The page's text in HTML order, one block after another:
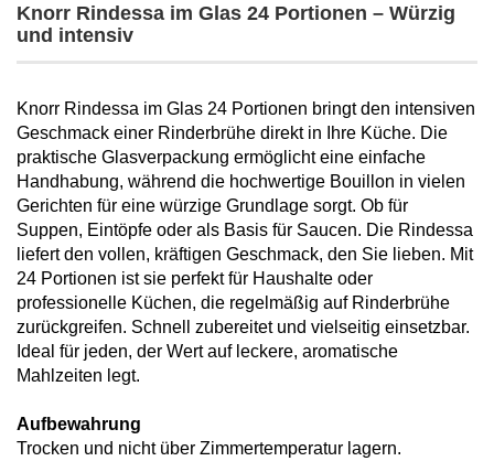
Knorr Rindessa im Glas 24 Portionen – Würzig
und intensiv
Knorr Rindessa im Glas 24 Portionen bringt den intensiven
Geschmack einer Rinderbrühe direkt in Ihre Küche. Die
praktische Glasverpackung ermöglicht eine einfache
Handhabung, während die hochwertige Bouillon in vielen
Gerichten für eine würzige Grundlage sorgt. Ob für
Suppen, Eintöpfe oder als Basis für Saucen. Die Rindessa
liefert den vollen, kräftigen Geschmack, den Sie lieben. Mit
24 Portionen ist sie perfekt für Haushalte oder
professionelle Küchen, die regelmäßig auf Rinderbrühe
zurückgreifen. Schnell zubereitet und vielseitig einsetzbar.
Ideal für jeden, der Wert auf leckere, aromatische
Mahlzeiten legt.
Aufbewahrung
Trocken und nicht über Zimmertemperatur lagern.